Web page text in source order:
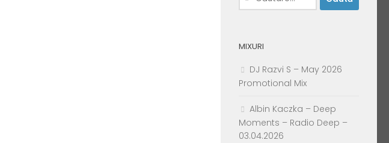
după:
MIXURI
DJ Razvi S – May 2026
Promotional Mix
Albin Kaczka – Deep
Moments – Radio Deep –
03.04.2026